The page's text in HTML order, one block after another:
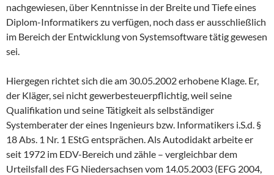
nachgewiesen, über Kenntnisse in der Breite und Tiefe eines
Diplom-Informatikers zu verfügen, noch dass er ausschließlich
im Bereich der Entwicklung von Systemsoftware tätig gewesen
sei.
Hiergegen richtet sich die am 30.05.2002 erhobene Klage. Er,
der Kläger, sei nicht gewerbesteuerpflichtig, weil seine
Qualifikation und seine Tätigkeit als selbständiger
Systemberater der eines Ingenieurs bzw. Informatikers i.S.d. §
18 Abs. 1 Nr. 1 EStG entsprächen. Als Autodidakt arbeite er
seit 1972 im EDV-Bereich und zähle – vergleichbar dem
Urteilsfall des FG Niedersachsen vom 14.05.2003 (EFG 2004,